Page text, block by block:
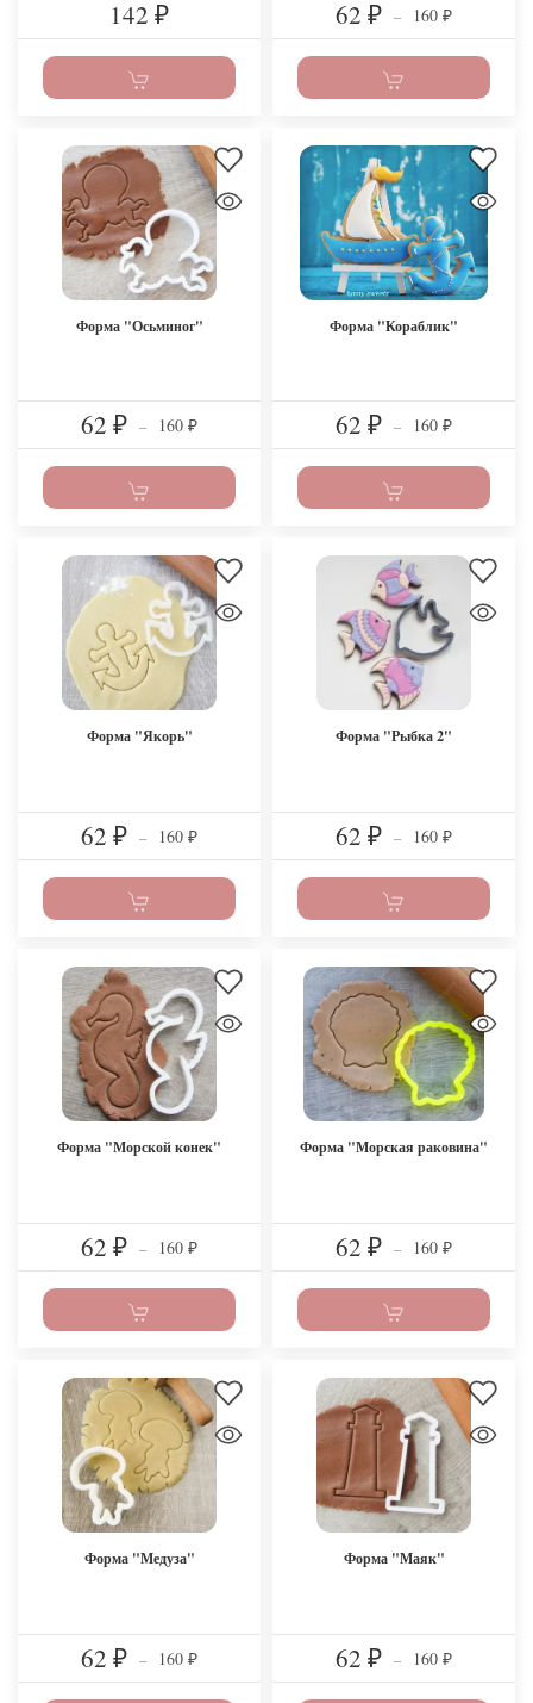
142 ₽ 62 ₽ – 160 ₽
Форма "Осьминог"
62 ₽ – 160 ₽
Форма "Кораблик"
62 ₽ – 160 ₽
Форма "Якорь"
62 ₽ – 160 ₽
Форма "Рыбка 2"
62 ₽ – 160 ₽
Форма "Морской конек"
62 ₽ – 160 ₽
Форма "Морская раковина"
62 ₽ – 160 ₽
Форма "Медуза"
62 ₽ – 160 ₽
Форма "Маяк"
62 ₽ – 160 ₽